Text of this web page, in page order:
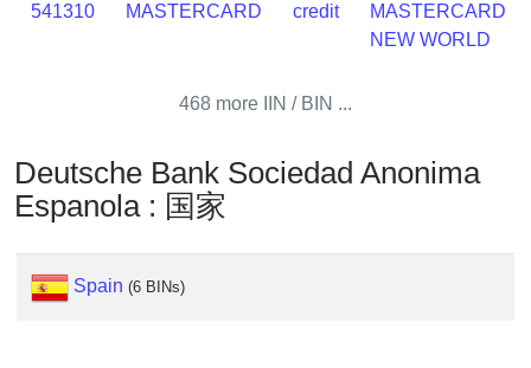
541310 MASTERCARD credit
MASTERCARD
NEW WORLD
468 more IIN / BIN ...
Deutsche Bank Sociedad Anonima
Espanola : 国家
Spain (6 BINs)